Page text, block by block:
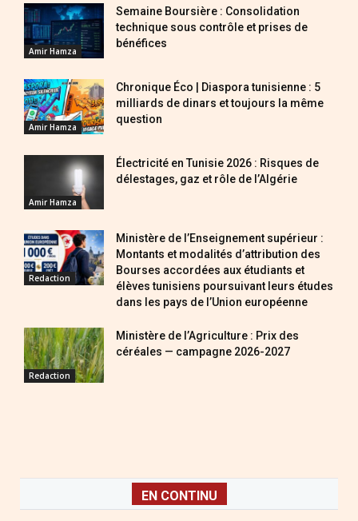
Amir Hamza
Semaine Boursière : Consolidation
technique sous contrôle et prises de
bénéfices
Amir Hamza
Chronique Éco | Diaspora tunisienne : 5
milliards de dinars et toujours la même
question
Amir Hamza
Électricité en Tunisie 2026 : Risques de
délestages, gaz et rôle de l’Algérie
Redaction
Ministère de l’Enseignement supérieur :
Montants et modalités d’attribution des
Bourses accordées aux étudiants et
élèves tunisiens poursuivant leurs études
dans les pays de l’Union européenne
Redaction
Ministère de l’Agriculture : Prix des
céréales — campagne 2026-2027
EN CONTINU